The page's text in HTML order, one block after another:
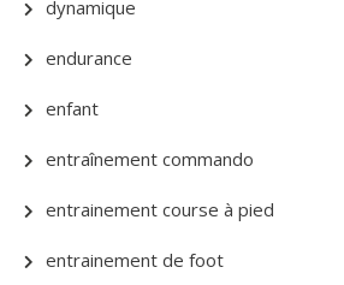
dynamique
endurance
enfant
entraînement commando
entrainement course à pied
entrainement de foot